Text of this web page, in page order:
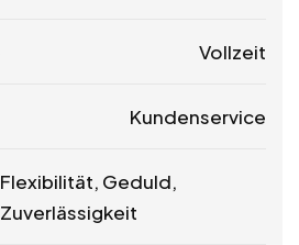
Vollzeit
Kundenservice
Flexibilität, Geduld,
Zuverlässigkeit